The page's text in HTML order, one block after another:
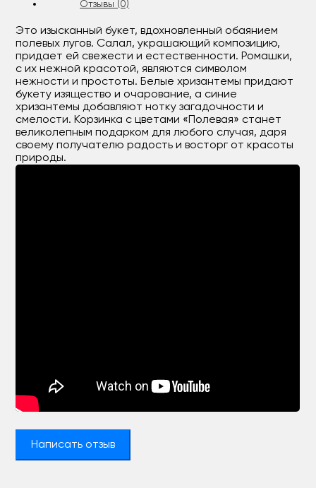
Отзывы (0)
Это изысканный букет, вдохновленный обаянием
полевых лугов. Салал, украшающий композицию,
придает ей свежести и естественности. Ромашки,
с их нежной красотой, являются символом
нежности и простоты. Белые хризантемы придают
букету изящество и очарование, а синие
хризантемы добавляют нотку загадочности и
смелости. Корзинка с цветами «Полевая» станет
великолепным подарком для любого случая, даря
своему получателю радость и восторг от красоты
природы.
Написать отзыв